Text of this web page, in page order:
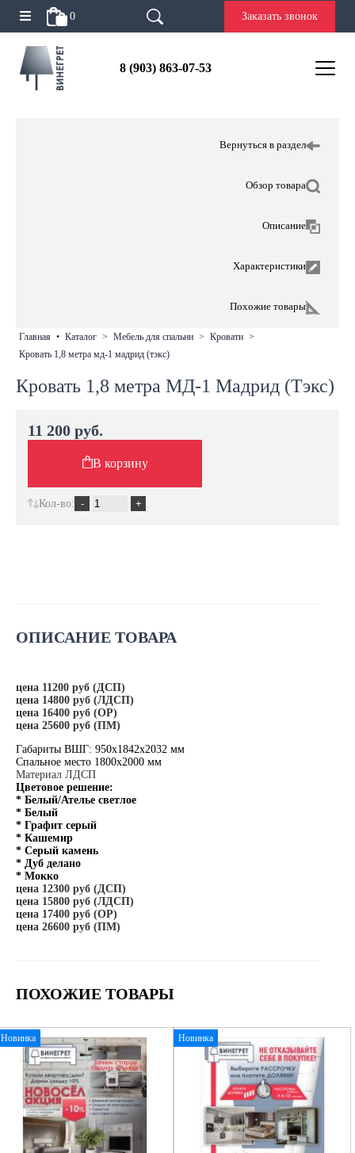
0 Заказать звонок
8 (903) 863-07-53
Вернуться в раздел
Обзор товара
Описание
Характеристики
Похожие товары
главная • каталог > мебель для спальни > кровати >
кровать 1,8 метра мд-1 мадрид (тэкс)
Кровать 1,8 метра МД-1 Мадрид (Тэкс)
ОПИСАНИЕ ТОВАРА
цена 11200 руб (ДСП)
цена 14800 руб (ЛДСП)
цена 16400 руб (ОР)
цена 25600 руб (ПМ)
Габариты ВШГ: 950х1842х2032 мм
Спальное место 1800х2000 мм
Материал ЛДСП
Цветовое решение:
* Белый/Ателье светлое
* Белый
* Графит серый
* Кашемир
* Серый камень
* Дуб делано
* Мокко
цена 12300 руб (ДСП)
цена 15800 руб (ЛДСП)
цена 17400 руб (ОР)
цена 26600 руб (ПМ)
ПОХОЖИЕ ТОВАРЫ
Новинка Новинка
11 200 руб.
В корзину
Кол-во: